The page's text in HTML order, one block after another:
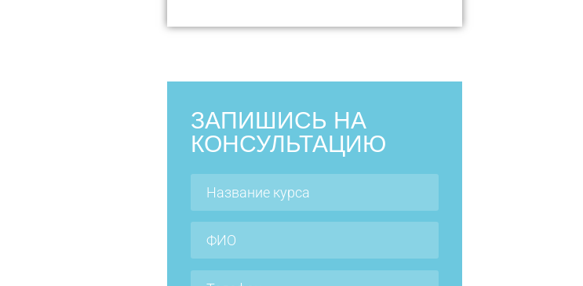
ЗАПИШИСЬ НА
КОНСУЛЬТАЦИЮ